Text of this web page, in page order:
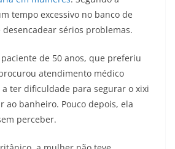
tempo excessivo no banco de
sérios problemas.
de 50 anos, que preferiu
atendimento médico
ter dificuldade para segurar o xixi
ao banheiro. Pouco depois, ela
perceber.